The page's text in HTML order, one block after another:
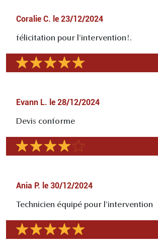
Coralie C. le 23/12/2024
félicitation pour l'intervention!.
Evann L. le 28/12/2024
Devis conforme
Ania P. le 30/12/2024
Technicien équipé pour l'intervention